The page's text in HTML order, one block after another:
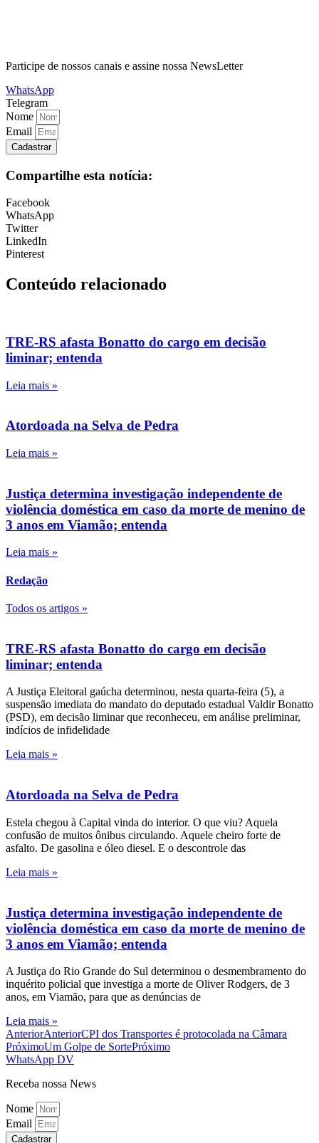
Participe de nossos canais e assine nossa NewsLetter
WhatsApp
Telegram
Nome
Email
Cadastrar
Compartilhe esta notícia:
Facebook
WhatsApp
Twitter
LinkedIn
Pinterest
Conteúdo relacionado
TRE-RS afasta Bonatto do cargo em decisão
liminar; entenda
Leia mais »
Atordoada na Selva de Pedra
Leia mais »
Justiça determina investigação independente de
violência doméstica em caso da morte de menino de
3 anos em Viamão; entenda
Leia mais »
Redação
Todos os artigos »
TRE-RS afasta Bonatto do cargo em decisão
liminar; entenda
A Justiça Eleitoral gaúcha determinou, nesta quarta-feira (5), a
suspensão imediata do mandato do deputado estadual Valdir Bonatto
(PSD), em decisão liminar que reconheceu, em análise preliminar,
indícios de infidelidade
Leia mais »
Atordoada na Selva de Pedra
Estela chegou à Capital vinda do interior. O que viu? Aquela
confusão de muitos ônibus circulando. Aquele cheiro forte de
asfalto. De gasolina e óleo diesel. E o descontrole das
Leia mais »
Justiça determina investigação independente de
violência doméstica em caso da morte de menino de
3 anos em Viamão; entenda
A Justiça do Rio Grande do Sul determinou o desmembramento do
inquérito policial que investiga a morte de Oliver Rodgers, de 3
anos, em Viamão, para que as denúncias de
Leia mais »
AnteriorAnteriorCPI dos Transportes é protocolada na Câmara
PróximoUm Golpe de SortePróximo
WhatsApp DV
Receba nossa News
Nome
Email
Cadastrar